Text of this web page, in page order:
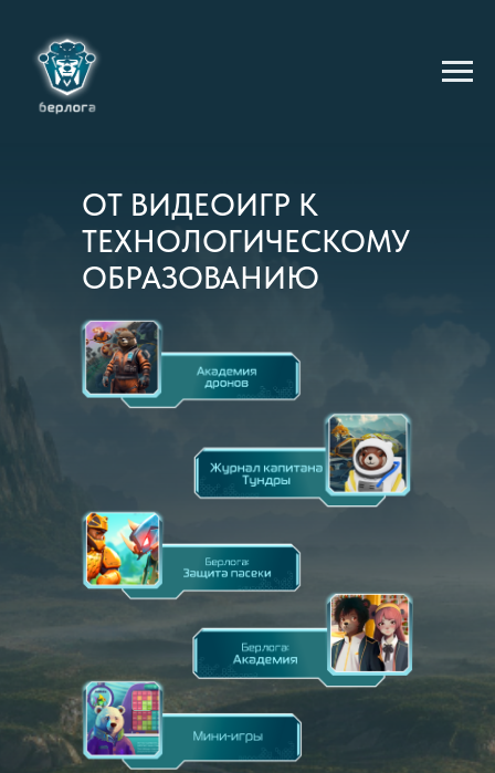
ОТ ВИДЕОИГР К
ТЕХНОЛОГИЧЕСКОМУ
ОБРАЗОВАНИЮ